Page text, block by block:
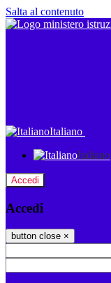
Salta al contenuto
Italiano
Italiano
Accedi
Accedi
button close ×